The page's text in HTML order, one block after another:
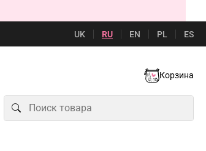
UK RU EN PL ES
Корзина